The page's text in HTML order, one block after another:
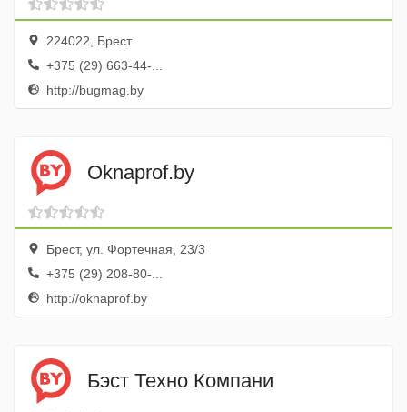
224022, Брест
+375 (29) 663-44-...
http://bugmag.by
Oknaprof.by
Брест, ул. Фортечная, 23/3
+375 (29) 208-80-...
http://oknaprof.by
Бэст Техно Компани